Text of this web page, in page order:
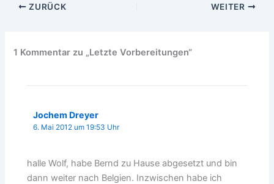
ZURÜCK WEITER
1 Kommentar zu „Letzte Vorbereitungen“
Jochem Dreyer
6. Mai 2012 um 19:53 Uhr
halle Wolf, habe Bernd zu Hause abgesetzt und bin
dann weiter nach Belgien. Inzwischen habe ich